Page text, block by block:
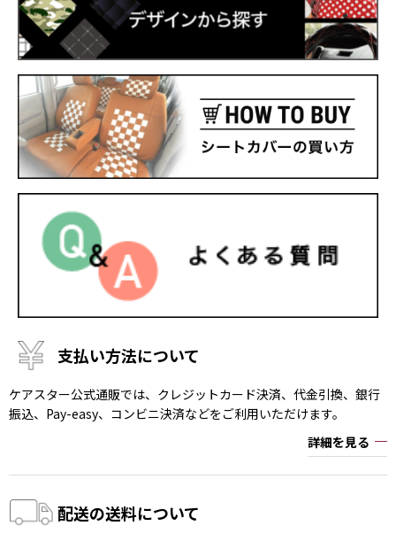
支払い方法について
ケアスター公式通販では、クレジットカード決済、代金引換、銀行
振込、Pay-easy、コンビニ決済などをご利用いただけます。
詳細を見る
配送の送料について